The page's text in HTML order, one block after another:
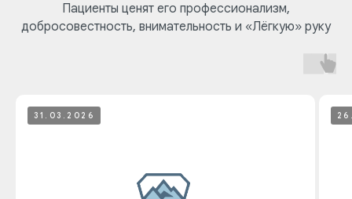
Пациенты ценят его профессионализм,
добросовестность, внимательность и «Лёгкую» руку
31.03.2026
ПАЦИЕНТАМ УСЛУГИ
Брекеты | Элайнеры
Профессиональная гигиена